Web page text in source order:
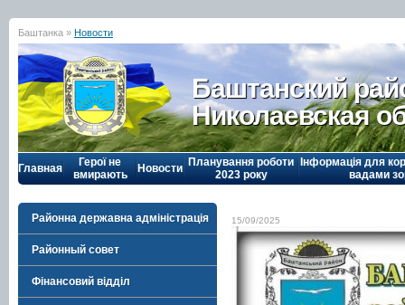
Баштанка » Новости
Баштанский
Николаевская
Главная
Герої не
вмирають
Новости Планування роботи
2023 року
Інформація для
вадами
Районна державна адміністрація
Районный совет
Фінансовий відділ
15/09/2025